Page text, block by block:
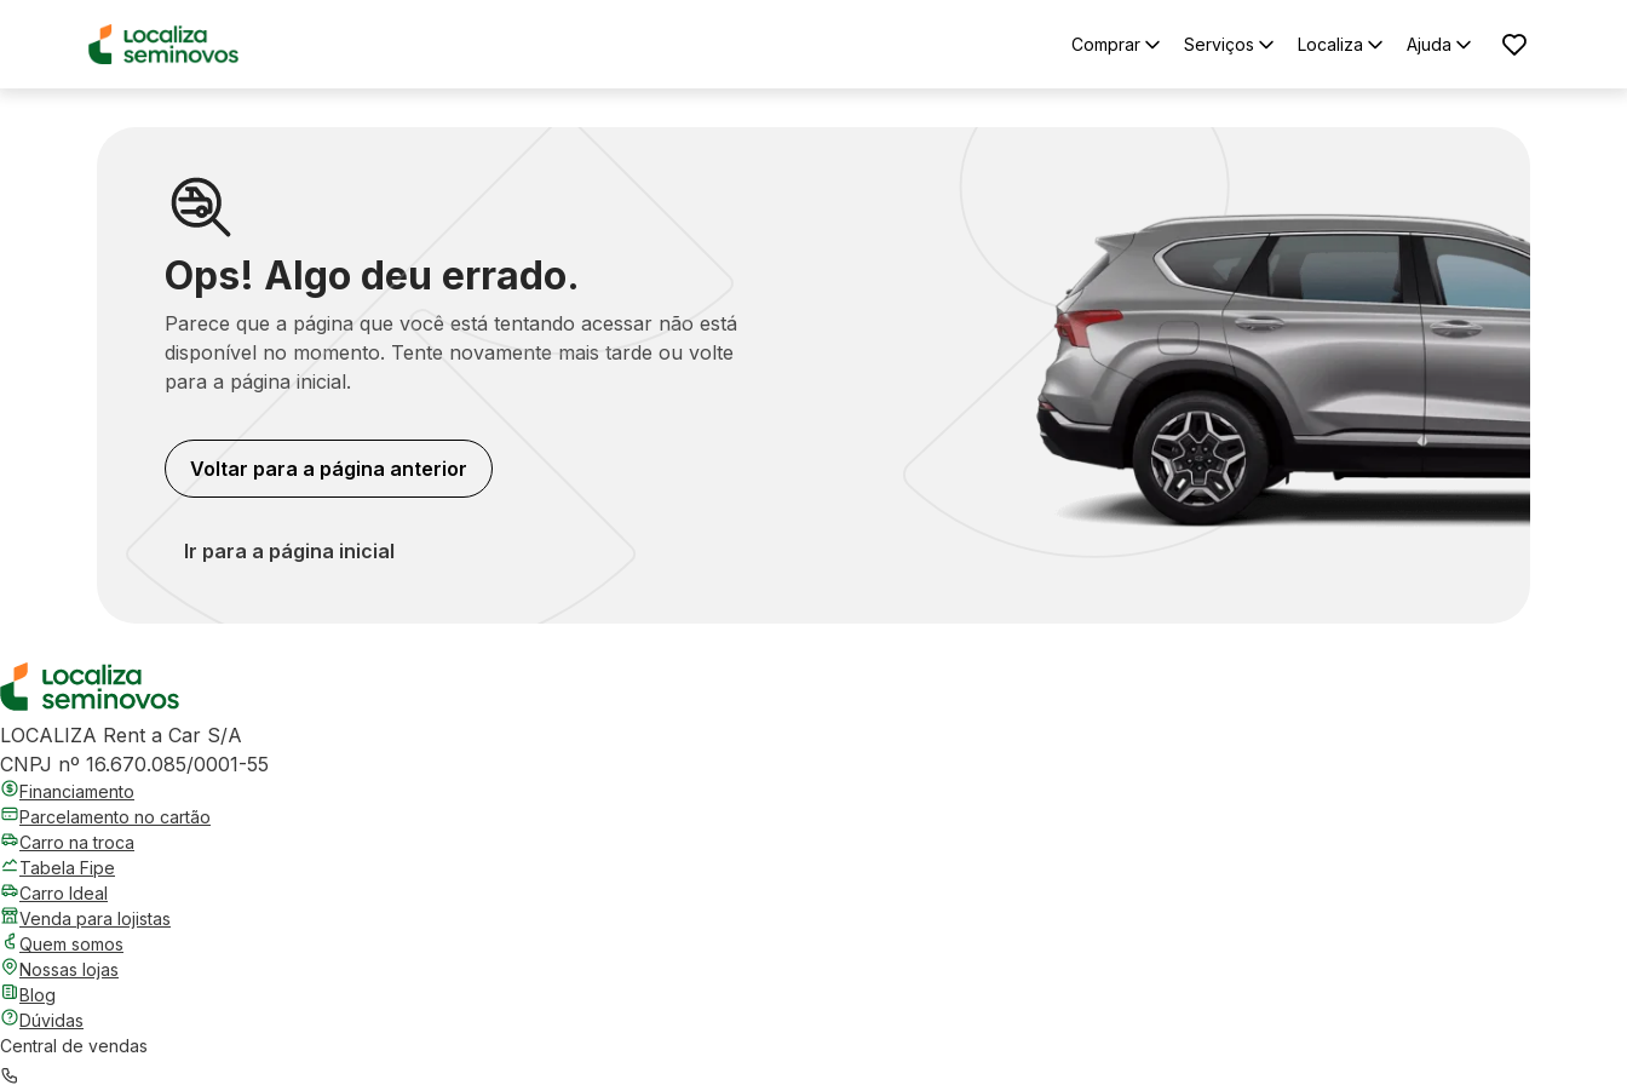
Comprar Serviços Localiza Ajuda
Ops! Algo deu errado.
Parece que a página que você está tentando acessar não está
disponível no momento. Tente novamente mais tarde ou volte
para a página inicial.
Voltar para a página anterior
Ir para a página inicial
LOCALIZA Rent a Car S/A
CNPJ nº 16.670.085/0001-55
Financiamento
Parcelamento no cartão
Carro na troca
Tabela Fipe
Carro Ideal
Venda para lojistas
Quem somos
Nossas lojas
Blog
Dúvidas
Central de vendas